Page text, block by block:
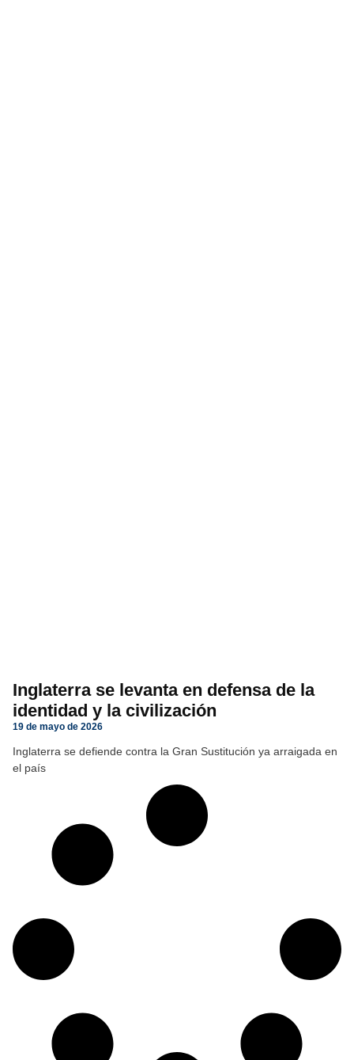
Inglaterra se levanta en defensa de la
identidad y la civilización
19 de mayo de 2026
Inglaterra se defiende contra la Gran Sustitución ya arraigada en
el país